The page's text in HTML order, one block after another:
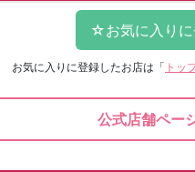
お気に入りに登録したお店は 「 トッ
公式店舗ペー